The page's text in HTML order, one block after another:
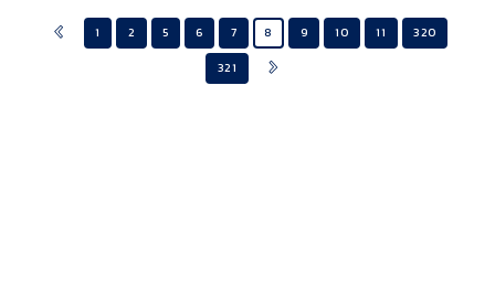
1 2 5 6 7 8 9 10 11
320
321